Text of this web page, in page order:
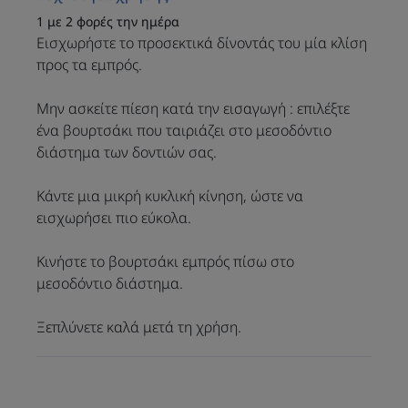
Τα μεσοδόντια βουρτσάκια
Compact, χάρη στον
συνδυασμό ανθεκτικών και
εύκαμπτων υλικών,
προσφέρουν μια απλή,
πρακτική και απαλή λύση ώστε
να μπορείτε να επωφεληθείτε
από όλα τα οφέλη του
μεσοδόντιου καθαρισμού. Ο
μεσοδόντιων διαστημάτων, σε
1 με 2 φορές την ημέρα
Εισχωρήστε το προσεκτικά δίνοντάς του μία κλίση
προς τα εμπρός.
Μην ασκείτε πίεση κατά την εισαγωγή : επιλέξτε
ένα βουρτσάκι που ταιριάζει στο μεσοδόντιο
διάστημα των δοντιών σας.
Κάντε μια μικρή κυκλική κίνηση, ώστε να
εισχωρήσει πιο εύκολα.
Κινήστε το βουρτσάκι εμπρός πίσω στο
μεσοδόντιο διάστημα.
Ξεπλύνετε καλά μετά τη χρήση.